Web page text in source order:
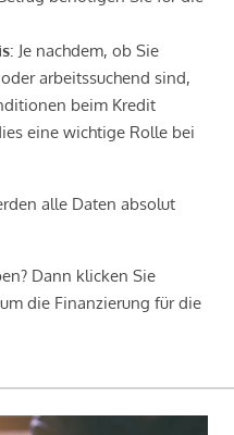
: Je nachdem, ob Sie
arbeitssuchend sind,
beim Kredit
eine wichtige Rolle bei
alle Daten absolut
Dann klicken Sie
die Finanzierung für die